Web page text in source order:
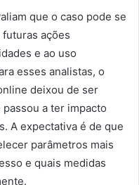
que o caso pode se
ações
e ao uso
esses analistas, o
deixou de ser
a ter impacto
A expectativa é de que
parâmetros mais
e quais medidas